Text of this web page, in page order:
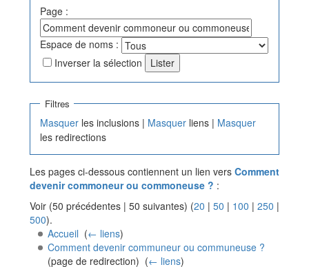
Page :
Espace de noms :
Inverser la sélection
Filtres
Masquer les inclusions | Masquer liens | Masquer
les redirections
Les pages ci-dessous contiennent un lien vers Comment
devenir commoneur ou commoneuse ? :
Voir (50 précédentes | 50 suivantes) (20 | 50 | 100 | 250 |
500).
Accueil (← liens)
Comment devenir communeur ou communeuse ?
(page de redirection) ‎ (← liens)